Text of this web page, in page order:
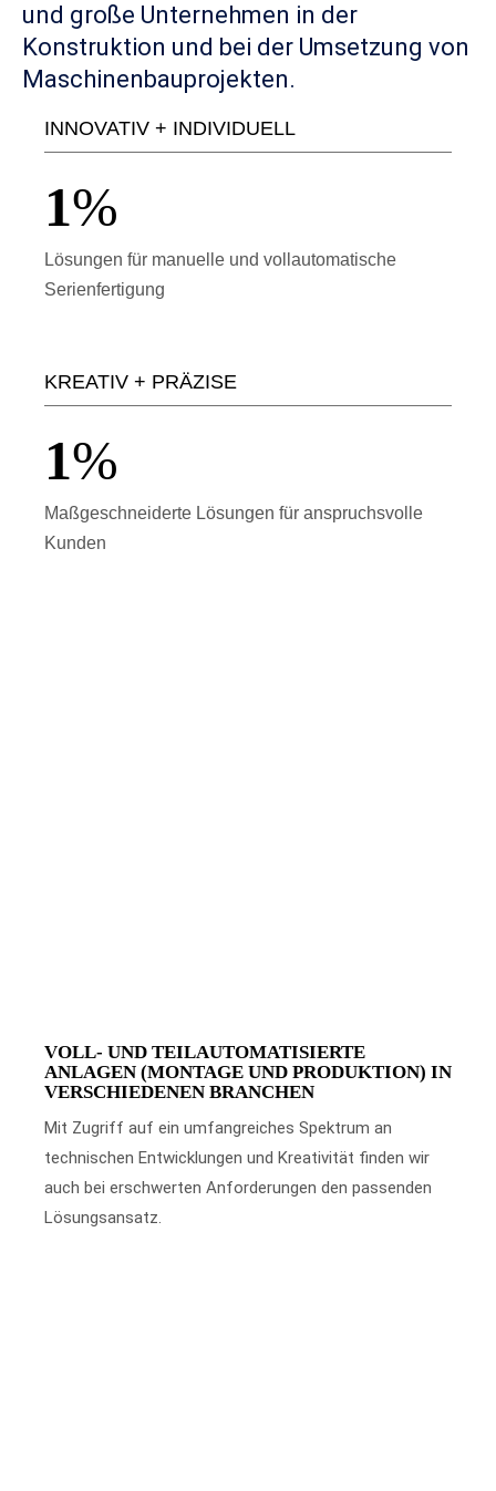
und große Unternehmen in der
Konstruktion und bei der Umsetzung von
Maschinenbauprojekten.
INNOVATIV + INDIVIDUELL
1%
Lösungen für manuelle und vollautomatische
Serienfertigung
KREATIV + PRÄZISE
1%
Maßgeschneiderte Lösungen für anspruchsvolle
Kunden
VOLL- UND TEILAUTOMATISIERTE
ANLAGEN (MONTAGE UND PRODUKTION) IN
VERSCHIEDENEN BRANCHEN
Mit Zugriff auf ein umfangreiches Spektrum an
technischen Entwicklungen und Kreativität finden wir
auch bei erschwerten Anforderungen den passenden
Lösungsansatz.